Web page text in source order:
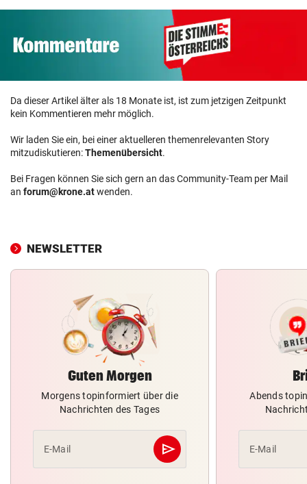
Da dieser Artikel älter als 18 Monate ist, ist zum jetzigen Zeitpunkt
kein Kommentieren mehr möglich.
Wir laden Sie ein, bei einer aktuelleren themenrelevanten Story
mitzudiskutieren:Themenübersicht.
Bei Fragen können Sie sich gern an das Community-Team per Mail
an forum@krone.atwenden.
NEWSLETTER
Guten Morgen
Morgens topinformiert über die
Nachrichten des Tages
E-Mail send
Abschicken
Abends
E-Mail